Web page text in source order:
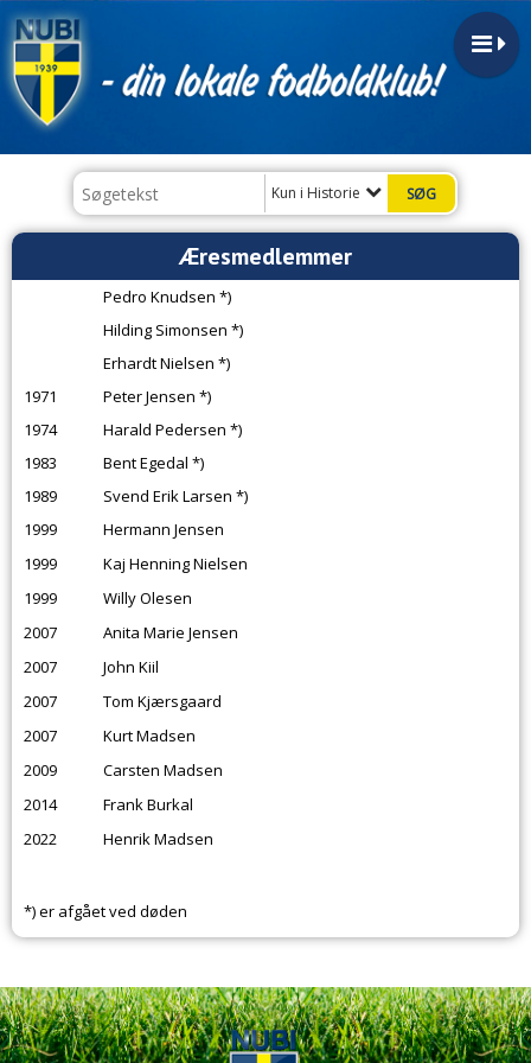
Kun i Historie
Æresmedlemmer
Pedro Knudsen *)
Hilding Simonsen *)
Erhardt Nielsen *)
1971
Peter Jensen *)
1974
Harald Pedersen *)
1983
Bent Egedal *)
1989
Svend Erik Larsen *)
1999
Hermann Jensen
1999
Kaj Henning Nielsen
1999
Willy Olesen
2007
Anita Marie Jensen
2007
John Kiil
2007
Tom Kjærsgaard
2007
Kurt Madsen
2009
Carsten Madsen
2014
Frank Burkal
2022
Henrik Madsen
*) er afgået ved døden